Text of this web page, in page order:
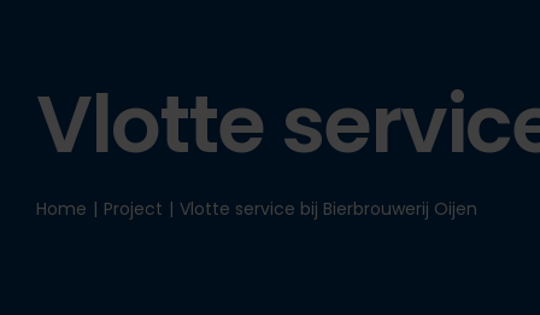
Vlotte
Home | Project | Vlotte service bij Bierbrouwerij Oijen